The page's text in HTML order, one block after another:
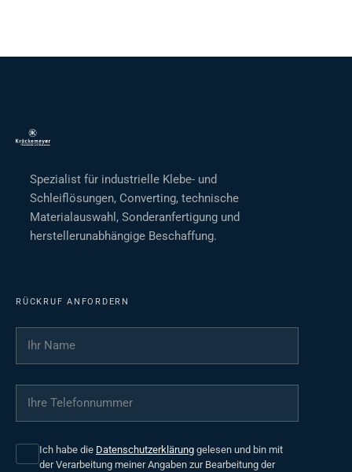
Spezialist für industrielle Klebe- und
Schleiflösungen, Converting, technische
Materialauswahl, Sonderanfertigung und
herstellerunabhängige Beschaffung.
RÜCKRUF ANFORDERN
Ihr Name
Ihre Telefonnummer
Ich habe die Datenschutzerklärung gelesen und bin mit
der Verarbeitung meiner Angaben zur Bearbeitung der